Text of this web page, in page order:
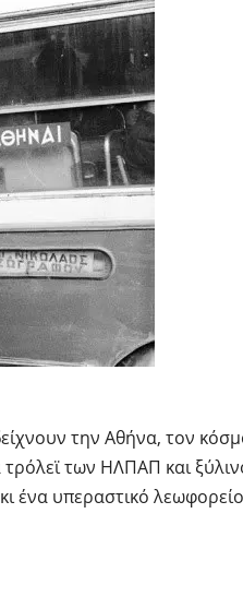
την Αθήνα, τον
των ΗΛΠΑΠ και
ένα υπεραστικό